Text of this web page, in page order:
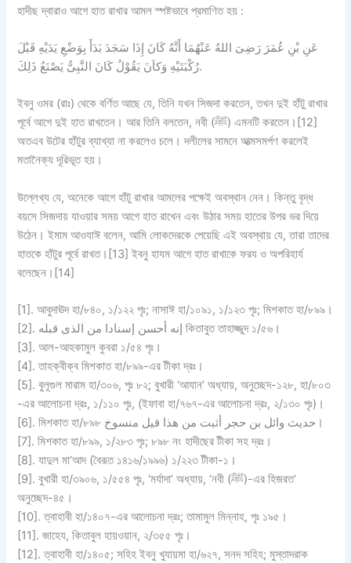
হাদীছ দ্বারাও আগে হাত রাখার আমল স্পষ্টভাবে প্রমাণিত হয় :
عَنِ بْنِ عُمَرَ رَضِىَ اللهُ عَنْهُمَا أَنَّهُ كَانَ إِذَا سَجَدَ بَدَأَ بِوَضْعِ يَدَيْهِ قَبْلَ
رُكْبَتَيْهِ وَكاَنَ يَقُوْلُ كَانَ النَّبِىُّ يَصْنَعُ ذَلِكَ.
ইবনু ওমর (রাঃ) থেকে বর্ণিত আছে যে, তিনি যখন সিজদা করতেন, তখন দুই হাঁটু রাখার
পূর্বে আগে দুই হাত রাখতেন। আর তিনি বলতেন, নবী (ﷺ) এমনটি করতেন।[12]
অতএব উটের হাঁটুর ব্যাখ্যা না করলেও চলে। দলীলের সামনে আত্মসমর্পণ করলেই
মতানৈক্য দূরিভূত হয়।
উল্লেখ্য যে, অনেকে আগে হাঁটু রাখার আমলের পক্ষেই অবস্থান নেন। কিন্তু বৃদ্ধ
বয়সে সিজদায় যাওয়ার সময় আগে হাত রাখেন এবং উঠার সময় হাতের উপর ভর দিয়ে
উঠেন। ইমাম আওযাঈ বলেন, আমি লোকদেরকে পেয়েছি এই অবস্থায় যে, তারা তাদের
হাতকে হাঁটুর পূর্বে রাখত।[13] ইবনু হাযম আগে হাত রাখাকে ফরয ও অপরিহার্য
বলেছেন।[14]
[1]. আবুদাঊদ হা/৮৪০, ১/১২২ পৃঃ; নাসাঈ হা/১০৯১, ১/১২৩ পৃঃ; মিশকাত হা/৮৯৯।
[2]. إنه أحسن إسنادا من الذى قبله কিতাবুত তাহাজ্জুদ ১/৫৬।
[3]. আল-আহকামুল কুবরা ১/৫৪ পৃঃ।
[4]. তাহক্বীক্ব মিশকাত হা/৮৯৯-এর টীকা দ্রঃ।
[5]. বুলূগুল মারাম হা/৩০৬, পৃঃ ৮২; বুখারী ‘আযান’ অধ্যায়, অনুচ্ছেদ-১২৮, হা/৮০৩
-এর আলোচনা দ্রঃ, ১/১১০ পৃঃ, (ইফাবা হা/৭৬৭-এর আলোচনা দ্রঃ, ২/১৩০ পৃঃ)।
[6]. মিশকাত হা/৮৯৮ حديث وائل بن حجر أثبت من هذا قيل منسوخ।
[7]. মিশকাত হা/৮৯৯, ১/২৮৩ পৃঃ; ৮৯৮ নং হাদীছের টীকা সহ দ্রঃ।
[8]. যাদুল মা‘আদ (বৈরূত ১৪১৬/১৯৯৬) ১/২২৩ টীকা-১।
[9]. বুখারী হা/৩৯০৬, ১/৫৫৪ পৃঃ, ‘মর্যাদা’ অধ্যায়, ‘নবী (ﷺ)-এর হিজরত’
অনুচ্ছেদ-৪৫।
[10]. ত্বাহাবী হা/১৪০৭-এর আলোচনা দ্রঃ; তামামুল মিন্নাহ, পৃঃ ১৯৫।
[11]. জাহেয, কিতাবুল হায়ওয়ান, ২/৩৫৫ পৃঃ।
[12]. ত্বাহাবী হা/১৪০৫; সহিহ ইবনু খুযায়মা হা/৬২৭, সনদ সহিহ; মুস্তাদরাক